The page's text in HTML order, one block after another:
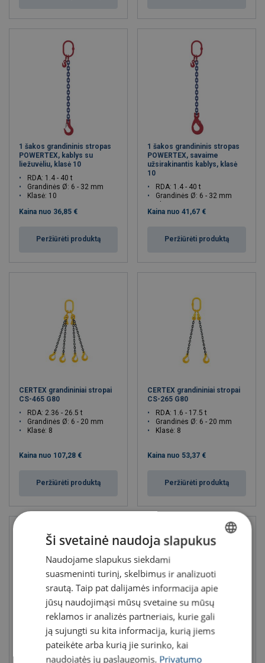
1 šakos grandininis stropas
POWERTEX, kablys su
liežuvėliu, klasė 10
RDA: 1.4 - 40 t
Grandinės Ø: 6 - 32 mm
Klasė: 10
Kaina nuo 36,85 €
Peržiūrėti produktą
1 šakos grandininis stropas
POWERTEX, savaime
užsirakinantis kablys, klasė
10
RDA: 1.4 - 40 t
Grandinės Ø: 6 - 32 mm
Kaina nuo 41,67 €
Peržiūrėti produktą
CERTEX grandininiai stropai
CS-465 G80
RDA: 2.36 - 26.5 t
Grandinės Ø: 6 - 20 mm
Klasė: 8
Kaina nuo 107,28 €
Peržiūrėti produktą
CERTEX grandininiai stropai
CS-265 G80
RDA: 1.6 - 17.5 t
Grandinės Ø: 6 - 20 mm
Klasė: 8
Kaina nuo 53,37 €
Peržiūrėti produktą
CERTEX grandininiai stropai
CS-165 G80
RDA: 1.12 - 12.5 t
Stropas ritėms kelti
RDA: 1.5 - 3 t
LITHUANIAN
ENGLISH TRANSLATION
Ši svetainė naudoja slapukus
Naudojame slapukus siekdami
suasmeninti turinį, skelbimus ir analizuoti
srautą. Taip pat dalijamės informacija apie
jūsų naudojimąsi mūsų svetaine su mūsų
reklamos ir analizės partneriais, kurie gali
ją sujungti su kita informacija, kurią jiems
pateikėte arba kurią jie surinko, kai
naudojatės jų paslaugomis. Privatumo